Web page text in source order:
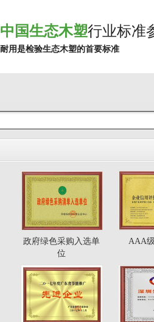
中国生态木塑行业标准
耐用是检验生态木塑的首要标准
政府绿色采购入选单
位
AAA